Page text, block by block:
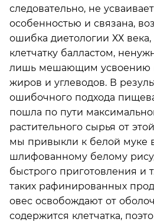
следовательно, не
особенностью и связана,
ошибка диетологии ХХ
клетчатку балластом,
лишь мешающим усвоению
жиров и углеводов. В
ошибочного подхода
пошла по пути
растительного сырья от
мы привыкли к белой муке
шлифованному белому
быстрого приготовления и
таких рафинированных
овес освобождают от
содержится клетчатка,